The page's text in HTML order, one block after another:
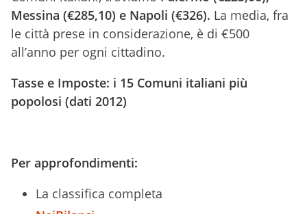
Messina (€285,10) e Napoli (€326). La media, fra
le città prese in considerazione, è di €500
all’anno per ogni cittadino.
Tasse e Imposte: i 15 Comuni italiani più
popolosi (dati 2012)
Per approfondimenti:
La classifica completa